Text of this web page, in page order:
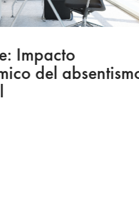
Impacto
del